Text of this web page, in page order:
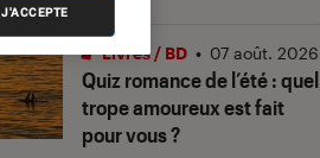
Quiz romance de l’été : quel
trope amoureux est fait
pour vous ?
Livres / BD • 07 août. 2026
J'ACCEPTE